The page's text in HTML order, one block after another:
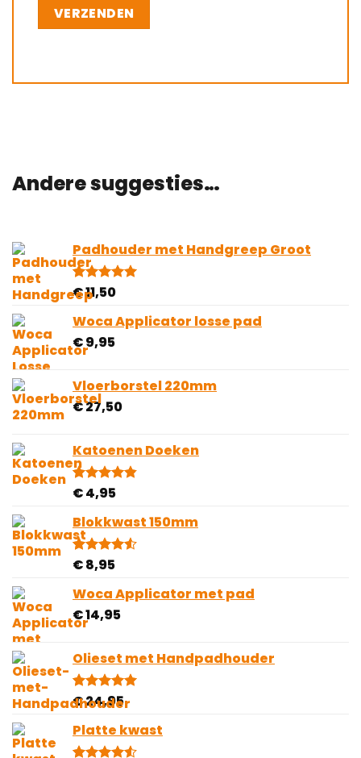
Andere suggesties…
Padhouder met Handgreep Groot
Gewaardeerd
5.00
gebaseerd
op
1
klantbeoordeling
€11,50
Woca Applicator losse pad
€9,95
Vloerborstel 220mm
€27,50
Katoenen Doeken
Gewaardeerd
gebaseerd
op
10
klantbeoordelingen
€4,95
Blokkwast 150mm
Gewaardeerd
gebaseerd
op
2
klantbeoordelingen
€8,95
Woca Applicator met pad
€14,95
Olieset met Handpadhouder
Gewaardeerd
5.00 op 5
gebaseerd
op
4
klantbeoordelingen
€24,95
Platte kwast